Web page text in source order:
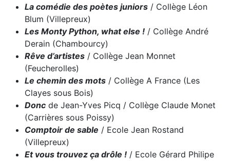
La comédie des poètes juniors / Collège Léon
Blum (Villepreux)
Les Monty Python, what else ! / Collège André
Derain (Chambourcy)
Rêve d’artistes / Collège Jean Monnet
(Feucherolles)
Le chemin des mots / Collège A France (Les
Clayes sous Bois)
Donc de Jean-Yves Picq / Collège Claude Monet
(Carrières sous Poissy)
Comptoir de sable / Ecole Jean Rostand
(Villepreux)
Et vous trouvez ça drôle ! / Ecole Gérard Philipe